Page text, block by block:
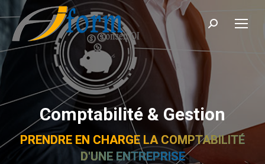
Recherche
Comptabilité & Gestion
PRENDRE EN CHARGE LA COMPTABILITÉ
D'UNE ENTREPRISE